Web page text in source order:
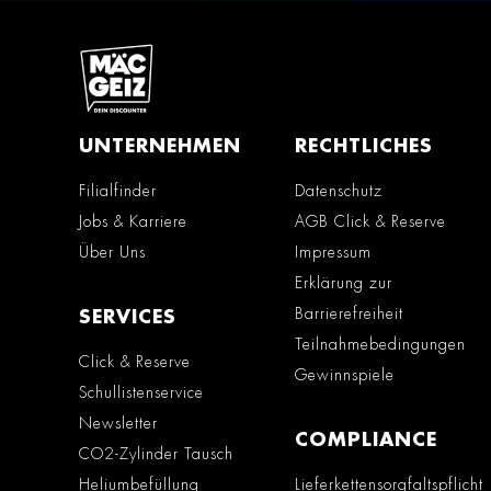
UNTERNEHMEN
Filialfinder
Jobs & Karriere
Über Uns
SERVICES
Click & Reserve
Schullistenservice
Newsletter
CO2-Zylinder Tausch
Heliumbefüllung
RECHTLICHES
Datenschutz
AGB Click & Reserve
Impressum
Erklärung zur
Barrierefreiheit
Teilnahmebedingungen
Gewinnspiele
COMPLIANCE
Lieferkettensorgfaltspflicht